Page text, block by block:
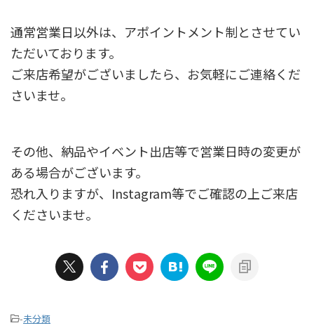
通常営業日以外は、アポイントメント制とさせてい
ただいております。
ご来店希望がございましたら、お気軽にご連絡くだ
さいませ。
その他、納品やイベント出店等で営業日時の変更が
ある場合がございます。
恐れ入りますが、Instagram等でご確認の上ご来店
くださいませ。
-未分類